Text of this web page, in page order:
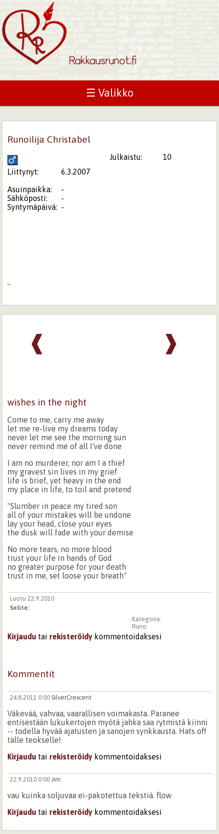
☰ Valikko
Runoilija Christabel
Julkaistu:
10
Liittynyt:
6.3.2007
Asuinpaikka:
-
Sähköposti:
-
Syntymäpäivä: -
❱
❰
wishes in the night
Come to me, carry me away
let me re-live my dreams today
never let me see the morning sun
never remind me of all I've done
I am no murderer, nor am I a thief
my gravest sin lives in my grief
life is brief, yet heavy in the end
my place in life, to toil and pretend
"Slumber in peace my tired son
all of your mistakes will be undone
lay your head, close your eyes
the dusk will fade with your demise
No more tears, no more blood
trust your life in hands of God
no greater purpose for your death
trust in me, set loose your breath"
Luotu 22.9.2010
Selite:
Kategoria:
Runo
Kirjaudu tai rekisteröidy kommentoidaksesi
Kommentit
24.8.2011 0:00 SilverCrescent
Väkevää, vahvaa, vaarallisen voimakasta. Paranee
entisestään lukukertojen myötä jahka saa rytmistä kiinni
-- todella hyvää ajatusten ja sanojen synkkausta. Hats off
tälle teokselle!
Kirjaudu tai rekisteröidy kommentoidaksesi
22.9.2010 0:00 Jim
vau kuinka soljuvaa ei-pakotettua tekstiä. flow
Kirjaudu tai rekisteröidy kommentoidaksesi